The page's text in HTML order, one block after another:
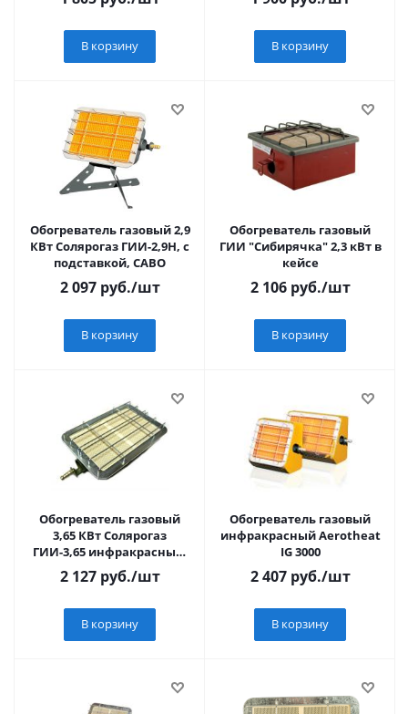
В корзину В корзину
Обогреватель газовый 2,9
КВт Солярогаз ГИИ-2,9Н, с
подставкой, САВО
2 097руб./шт
В корзину
Обогреватель газовый
ГИИ "Сибирячка" 2,3 кВт в
кейсе
2 106руб./шт
В корзину
Обогреватель газовый
3,65 КВт Солярогаз
ГИИ-3,65 инфракрасный,
САВО
2 127руб./шт
В корзину
Обогреватель газовый
инфракрасный Aerotheat
IG 3000
2 407руб./шт
В корзину